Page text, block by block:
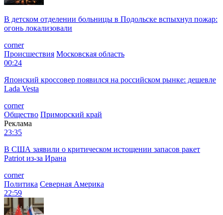
В детском отделении больницы в Подольске вспыхнул пожар:
огонь локализовали
corner
Происшествия Московская область
00:24
Японский кроссовер появился на российском рынке: дешевле
Lada Vesta
corner
Общество Приморский край
Реклама
23:35
В США заявили о критическом истощении запасов ракет
Patriot из-за Ирана
corner
Политика Северная Америка
22:59